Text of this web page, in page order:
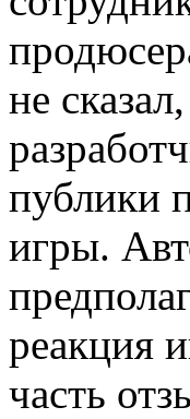
не
публики
игры.
реакция
часть